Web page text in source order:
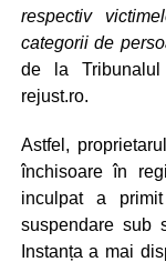
respectiv
categorii de
de la
rejust.ro.
Astfel,
închisoare în
inculpat a
suspendare sub
Instanța a mai